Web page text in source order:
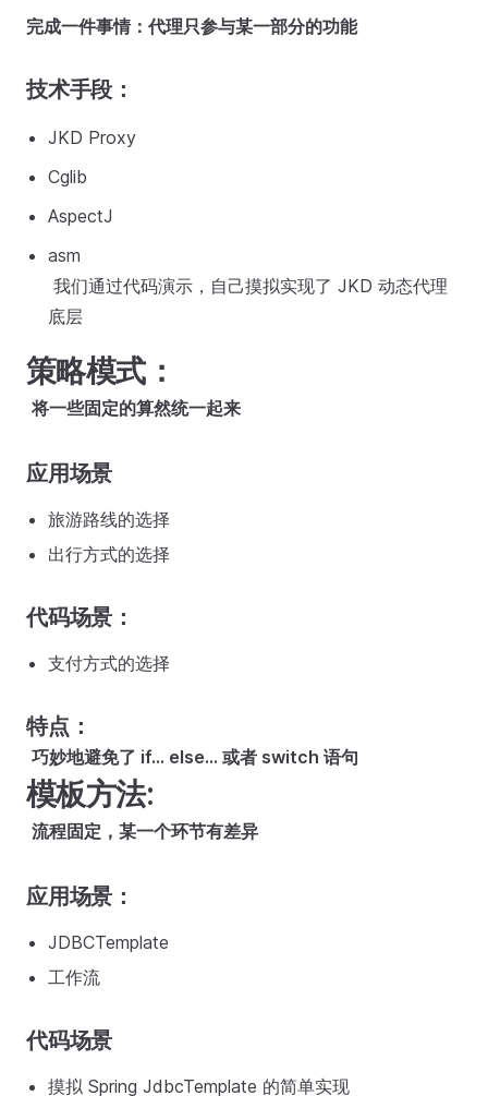
完成一件事情：代理只参与某一部分的功能
技术手段：
JKD Proxy
Cglib
AspectJ
asm
​ 我们通过代码演示，自己摸拟实现了 JKD 动态代理
底层
策略模式：
​将一些固定的算然统一起来
应用场景
旅游路线的选择
出行方式的选择
代码场景：
支付方式的选择
特点：
巧妙地避免了 if... else... 或者 switch 语句
模板方法:
流程固定，某一个环节有差异
应用场景：
JDBCTemplate
工作流
代码场景
摸拟 Spring JdbcTemplate 的简单实现